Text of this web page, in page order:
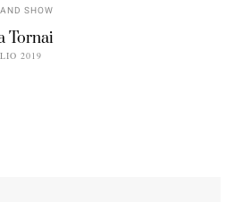
SHOW
Tornai
2019